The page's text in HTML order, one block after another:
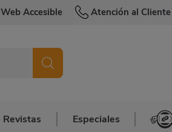
Web Accesible Atención al Cliente
Revistas Especiales